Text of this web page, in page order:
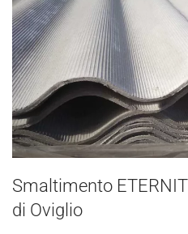
Smaltimento
di Oviglio